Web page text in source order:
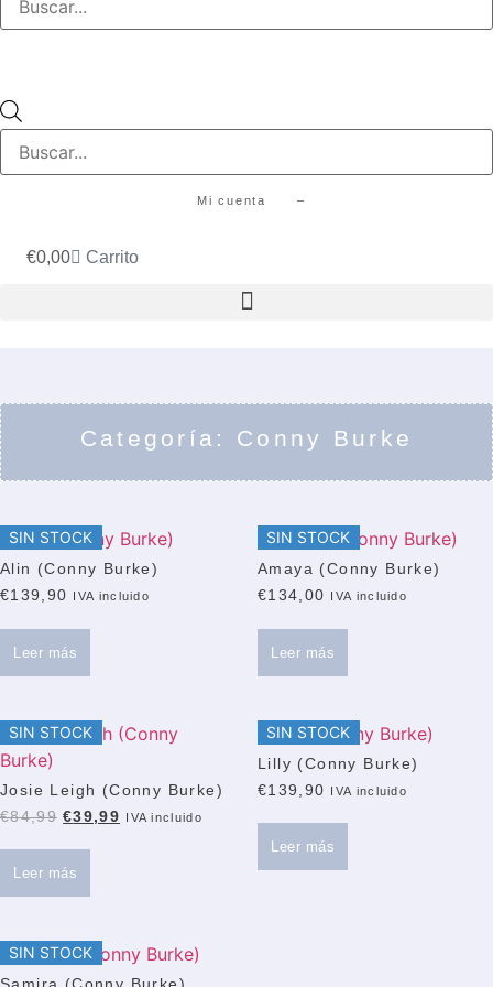
de
productos
Mi cuenta –
€0,00 Carrito
Categoría: Conny Burke
SIN STOCK
Alin (Conny Burke)
€139,90 IVA incluido
Leer más
SIN STOCK
Amaya (Conny Burke)
€134,00 IVA incluido
Leer más
SIN STOCK
Josie Leigh (Conny Burke)
€84,99 El
era:
€39,99ElIVA incluido
Leer más
SIN STOCK
Lilly (Conny Burke)
€139,90 IVA incluido
Leer más
SIN STOCK